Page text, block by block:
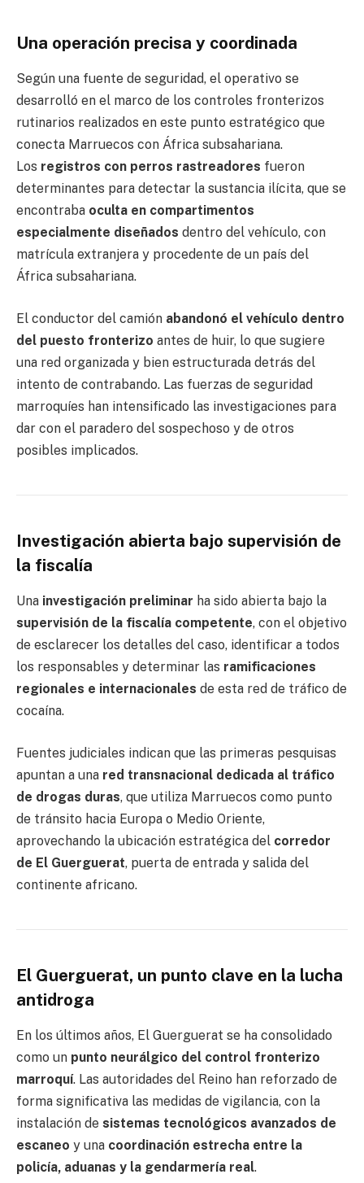
Una operación precisa y coordinada
Según una fuente de seguridad, el operativo se
desarrolló en el marco de los controles fronterizos
rutinarios realizados en este punto estratégico que
conecta Marruecos con África subsahariana.
Los registros con perros rastreadores fueron
determinantes para detectar la sustancia ilícita, que se
encontraba oculta en compartimentos
especialmente diseñados dentro del vehículo, con
matrícula extranjera y procedente de un país del
África subsahariana.
El conductor del camión abandonó el vehículo dentro
del puesto fronterizo antes de huir, lo que sugiere
una red organizada y bien estructurada detrás del
intento de contrabando. Las fuerzas de seguridad
marroquíes han intensificado las investigaciones para
dar con el paradero del sospechoso y de otros
posibles implicados.
Investigación abierta bajo supervisión de
la fiscalía
Una investigación preliminar ha sido abierta bajo la
supervisión de la fiscalía competente, con el objetivo
de esclarecer los detalles del caso, identificar a todos
los responsables y determinar las ramificaciones
regionales e internacionales de esta red de tráfico de
cocaína.
Fuentes judiciales indican que las primeras pesquisas
apuntan a una red transnacional dedicada al tráfico
de drogas duras, que utiliza Marruecos como punto
de tránsito hacia Europa o Medio Oriente,
aprovechando la ubicación estratégica del corredor
de El Guerguerat, puerta de entrada y salida del
continente africano.
El Guerguerat, un punto clave en la lucha
antidroga
En los últimos años, El Guerguerat se ha consolidado
como un punto neurálgico del control fronterizo
marroquí. Las autoridades del Reino han reforzado de
forma significativa las medidas de vigilancia, con la
instalación de sistemas tecnológicos avanzados de
escaneo y una coordinación estrecha entre la
policía, aduanas y la gendarmería real.